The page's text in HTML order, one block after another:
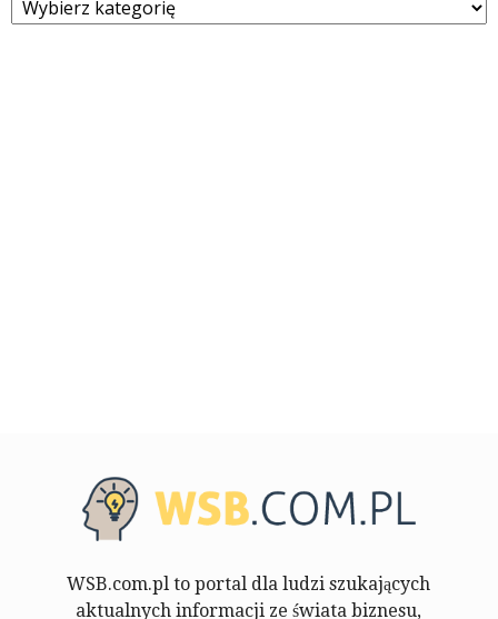
WSB.com.pl to portal dla ludzi szukających
aktualnych informacji ze świata biznesu,